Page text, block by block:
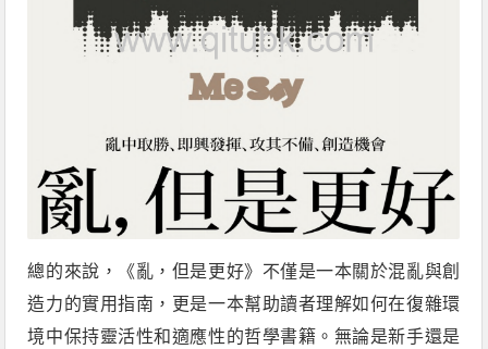
總的來說，《亂，但是更好》不僅是一本關於混亂與創
造力的實用指南，更是一本幫助讀者理解如何在復雜環
境中保持靈活性和適應性的哲學書籍。無論是新手還是